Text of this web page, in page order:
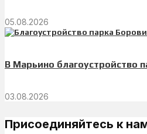
05.08.2026
В Марьино благоустройство
03.08.2026
Присоединяйтесь к